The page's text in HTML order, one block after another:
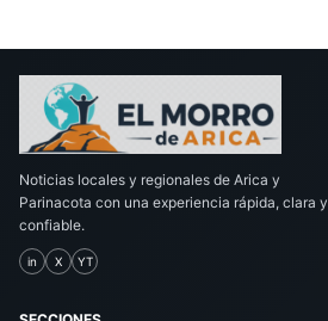
Noticias locales y regionales de Arica y
Parinacota con una experiencia rápida, clara y
confiable.
in X YT